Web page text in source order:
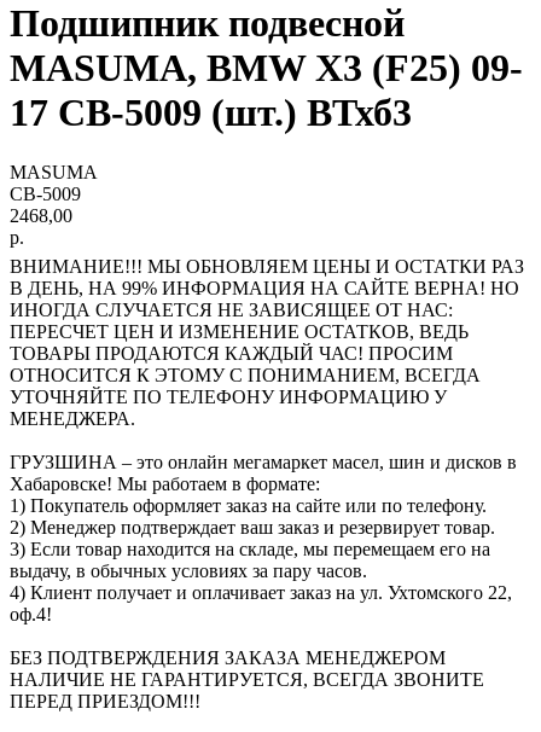
Подшипник подвесной
MASUMA, BMW X3 (F25) 09-
17 CB-5009 (шт.) ВТхб3
MASUMA
CB-5009
2468,00
р.
ВНИМАНИЕ!!! МЫ ОБНОВЛЯЕМ ЦЕНЫ И ОСТАТКИ РАЗ
В ДЕНЬ, НА 99% ИНФОРМАЦИЯ НА САЙТЕ ВЕРНА! НО
ИНОГДА СЛУЧАЕТСЯ НЕ ЗАВИСЯЩЕЕ ОТ НАС:
ПЕРЕСЧЕТ ЦЕН И ИЗМЕНЕНИЕ ОСТАТКОВ, ВЕДЬ
ТОВАРЫ ПРОДАЮТСЯ КАЖДЫЙ ЧАС! ПРОСИМ
ОТНОСИТСЯ К ЭТОМУ С ПОНИМАНИЕМ, ВСЕГДА
УТОЧНЯЙТЕ ПО ТЕЛЕФОНУ ИНФОРМАЦИЮ У
МЕНЕДЖЕРА.
ГРУЗШИНА – это онлайн мегамаркет масел, шин и дисков в
Хабаровске! Мы работаем в формате:
1) Покупатель оформляет заказ на сайте или по телефону.
2) Менеджер подтверждает ваш заказ и резервирует товар.
3) Если товар находится на складе, мы перемещаем его на
выдачу, в обычных условиях за пару часов.
4) Клиент получает и оплачивает заказ на ул. Ухтомского 22,
оф.4!
БЕЗ ПОДТВЕРЖДЕНИЯ ЗАКАЗА МЕНЕДЖЕРОМ
НАЛИЧИЕ НЕ ГАРАНТИРУЕТСЯ, ВСЕГДА ЗВОНИТЕ
ПЕРЕД ПРИЕЗДОМ!!!